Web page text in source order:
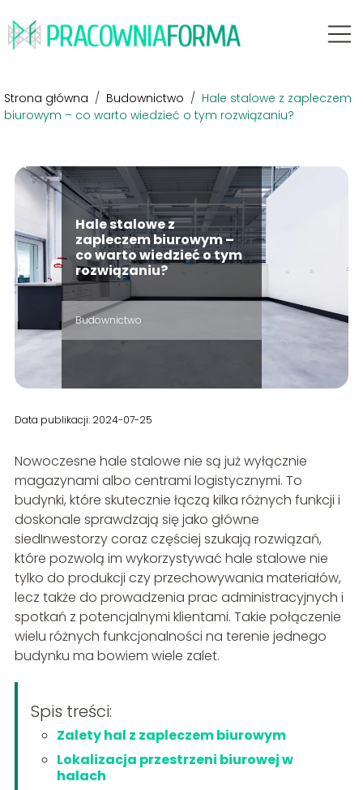
Strona główna / Budownictwo / Hale stalowe z zapleczem
biurowym – co warto wiedzieć o tym rozwiązaniu?
Hale stalowe z
zapleczem biurowym –
co warto wiedzieć o tym
rozwiązaniu?
Budownictwo
Data publikacji: 2024-07-25
Nowoczesne hale stalowe nie są już wyłącznie
magazynami albo centrami logistycznymi. To
budynki, które skutecznie łączą kilka różnych funkcji i
doskonale sprawdzają się jako główne
siedInwestorzy coraz częściej szukają rozwiązań,
które pozwolą im wykorzystywać hale stalowe nie
tylko do produkcji czy przechowywania materiałów,
lecz także do prowadzenia prac administracyjnych i
spotkań z potencjalnymi klientami. Takie połączenie
wielu różnych funkcjonalności na terenie jednego
budynku ma bowiem wiele zalet.
Spis treści:
Zalety hal z zapleczem biurowym
Lokalizacja przestrzeni biurowej w
halach